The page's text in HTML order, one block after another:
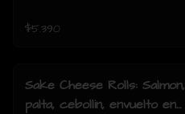
$5.390
Sake Cheese Rolls: Salmon,
palta, cebollin, envuelto en